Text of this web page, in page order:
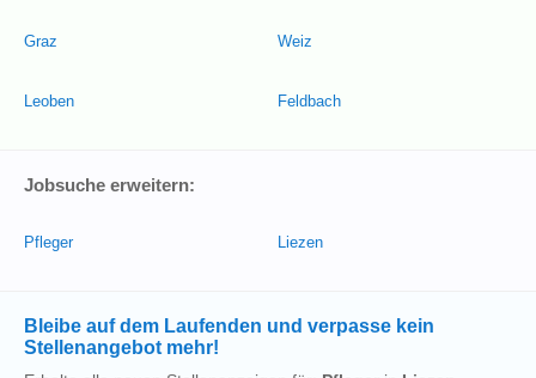
Graz
Leoben
Weiz
Feldbach
Jobsuche erweitern:
Pfleger Liezen
Bleibe auf dem Laufenden und verpasse kein
Stellenangebot mehr!